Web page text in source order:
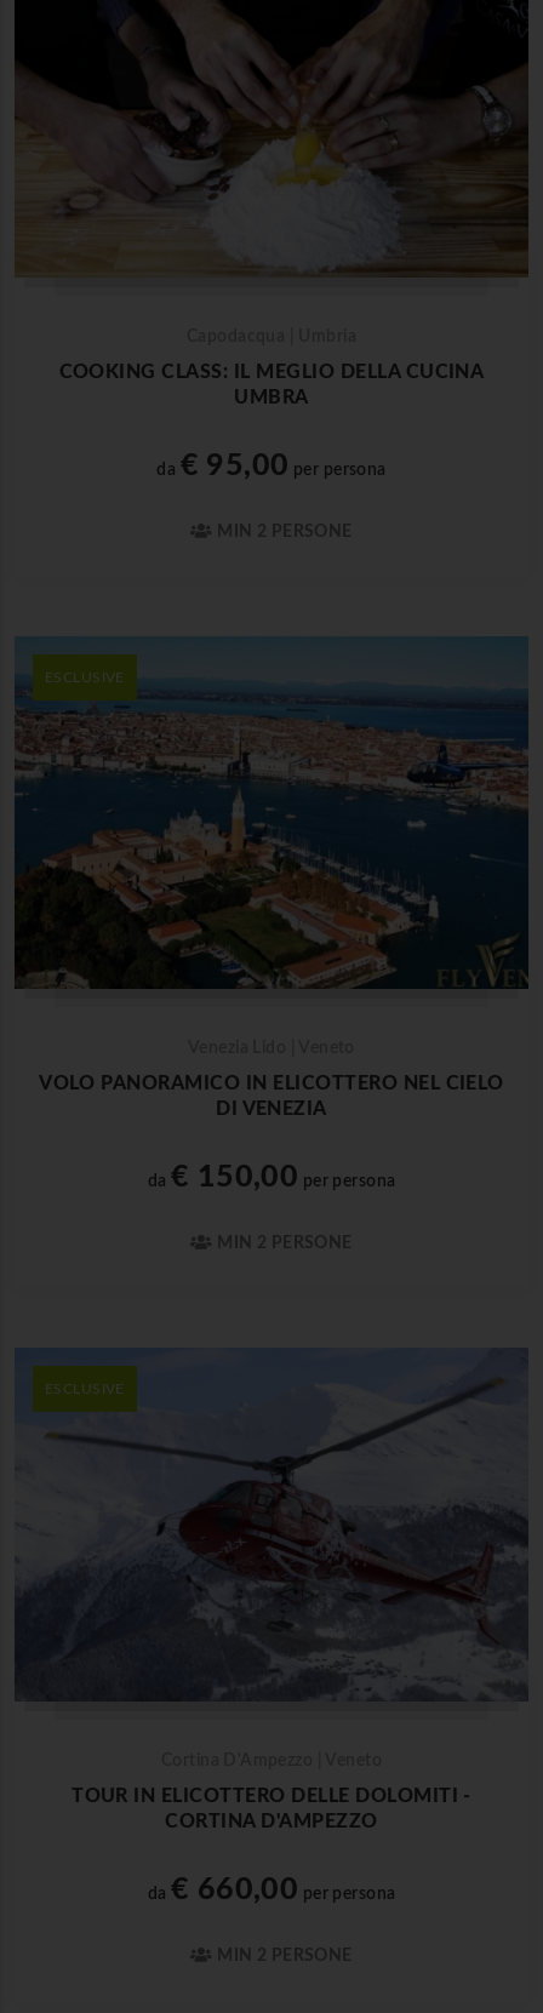
COOKING CLASS: IL MEGLIO DELLA CUCINA
UMBRA
da € 95,00 per persona
MIN 2 PERSONE
ESCLUSIVE
VOLO PANORAMICO IN ELICOTTERO NEL CIELO
DI VENEZIA
da € 150,00 per persona
MIN 2 PERSONE
ESCLUSIVE
TOUR IN ELICOTTERO DELLE DOLOMITI -
CORTINA D'AMPEZZO
da € 660,00 per persona
MIN 2 PERSONE